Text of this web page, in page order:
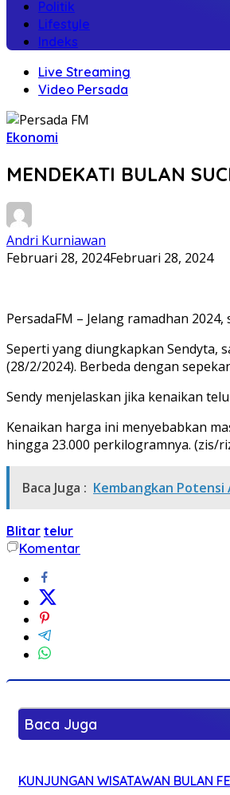
Politik
Lifestyle
Indeks
Live Streaming
Video Persada
Ekonomi
MENDEKATI BULAN
Andri Kurniawan
Februari 28, 2024Februari 28, 2024
PersadaFM – Jelang ramadhan
Seperti yang diungkapkan Sendyta,
(28/2/2024). Berbeda dengan
Sendy menjelaskan jika kenaikan
Kenaikan harga ini menyebabkan
hingga 23.000 perkilogramnya. (zis/
Baca Juga : Kembangkan Potensi
Blitar telur
Komentar
Baca Juga
KUNJUNGAN WISATAWAN BULAN